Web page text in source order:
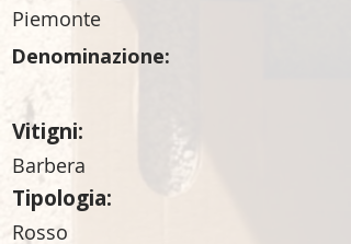
Piemonte
Denominazione:
Vitigni:
Barbera
Tipologia:
Rosso